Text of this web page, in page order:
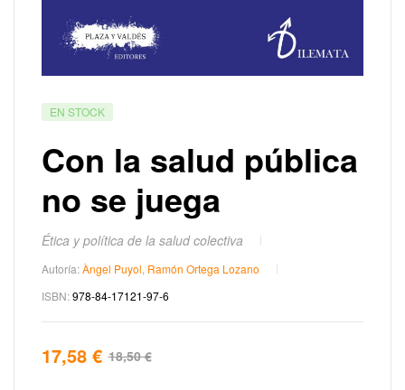
EN STOCK
Con la salud pública
no se juega
Ética y política de la salud colectiva
Autoría:Àngel Puyol Ramón Ortega Lozano
ISBN:978-84-17121-97-6
18,50€
17,58 €